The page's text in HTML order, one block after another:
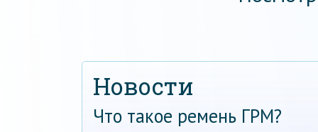
Новости
Что такое ремень ГРМ?